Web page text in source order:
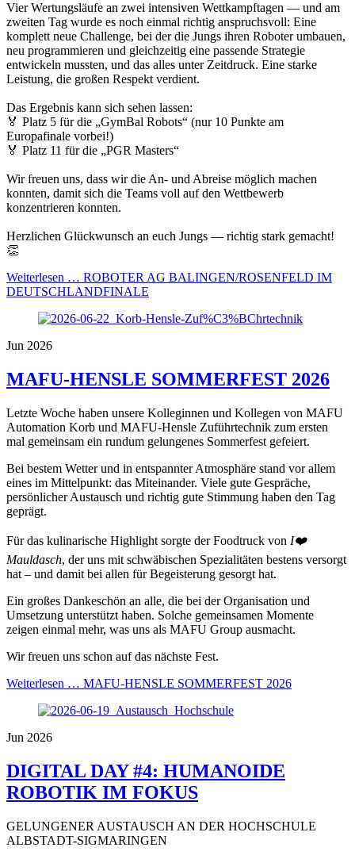
Vier Wertungsläufe an zwei intensiven Wettkampftagen — und am
zweiten Tag wurde es noch einmal richtig anspruchsvoll: Eine
komplett neue Challenge, bei der die Jungs ihren Roboter umbauen,
neu programmieren und gleichzeitig eine passende Strategie
entwickeln mussten, und das alles unter Zeitdruck. Eine starke
Leistung, die großen Respekt verdient.
Das Ergebnis kann sich sehen lassen:
🏅 Platz 5 für die „GymBal Robots“ (nur 10 Punkte am
Europafinale vorbei!)
🏅 Platz 11 für die „PGR Masters“
Wir freuen uns, dass wir die An- und Abreise möglich machen
konnten, damit sich die Teams voll auf den Wettbewerb
konzentrieren konnten.
Herzlichen Glückwunsch an euch Jungs — richtig stark gemacht!
👏
Weiterlesen … ROBOTER AG BALINGEN/ROSENFELD IM
DEUTSCHLANDFINALE
Jun 2026
MAFU-HENSLE SOMMERFEST 2026
Letzte Woche haben unsere Kolleginnen und Kollegen von MAFU
Automation Korb und MAFU-Hensle Zuführtechnik zum ersten
mal gemeinsam ein rundum gelungenes Sommerfest gefeiert.
Bei bestem Wetter und in entspannter Atmosphäre stand vor allem
eines im Mittelpunkt: das Miteinander. Viele gute Gespräche,
persönlicher Austausch und richtig gute Stimmung haben den Tag
geprägt.
Für das kulinarische Highlight sorgte der Foodtruck von I❤️
Mauldasch, der uns mit schwäbischen Spezialitäten bestens versorgt
hat – und damit bei allen für Begeisterung gesorgt hat.
Ein großes Dankeschön an alle, die bei der Organisation und
Umsetzung unterstützt haben. Solche gemeinsamen Momente
zeigen einmal mehr, was uns als MAFU Group ausmacht.
Wir freuen uns schon auf das nächste Fest.
Weiterlesen … MAFU-HENSLE SOMMERFEST 2026
Jun 2026
DIGITAL DAY #4: HUMANOIDE
ROBOTIK IM FOKUS
GELUNGENER AUSTAUSCH AN DER HOCHSCHULE
ALBSTADT-SIGMARINGEN